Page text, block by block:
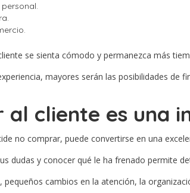
se sienta cómodo y permanezca más
mayores serán las posibilidades de
al cliente es una
no comprar, puede convertirse en una
dudas y conocer qué le ha frenado permite
pequeños cambios en la atención, la